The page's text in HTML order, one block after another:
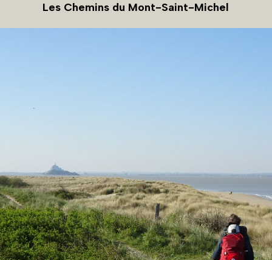
Les Chemins du Mont-Saint-Michel